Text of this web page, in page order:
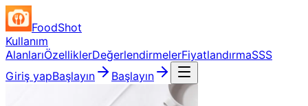
FoodShot
Kullanım
AlanlarıÖzelliklerDeğerlendirmelerFiyatlandırmaSSS
Giriş yapBaşlayın Başlayın